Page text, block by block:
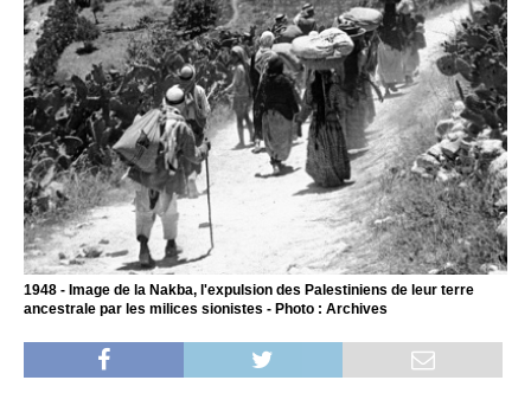
1948 - Image de la Nakba, l'expulsion des Palestiniens de leur terre
ancestrale par les milices sionistes - Photo : Archives